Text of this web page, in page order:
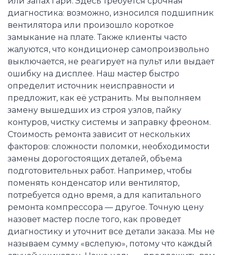
диагностика: возможно, износился подшипник
вентилятора или произошло короткое
замыкание на плате. Также клиенты часто
жалуются, что кондиционер самопроизвольно
выключается, не реагирует на пульт или выдает
ошибку на дисплее. Наш мастер быстро
определит источник неисправности и
предложит, как её устранить. Мы выполняем
замену вышедших из строя узлов, пайку
контуров, чистку системы и заправку фреоном.
Стоимость ремонта зависит от нескольких
факторов: сложности поломки, необходимости
замены дорогостоящих деталей, объема
подготовительных работ. Например, чтобы
поменять конденсатор или вентилятор,
потребуется одно время, а для капитального
ремонта компрессора — другое. Точную цену
назовет мастер после того, как проведет
диагностику и уточнит все детали заказа. Мы не
называем сумму «вслепую», потому что каждый